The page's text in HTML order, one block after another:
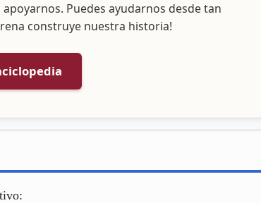
Puedes ayudarnos desde tan
construye nuestra historia!